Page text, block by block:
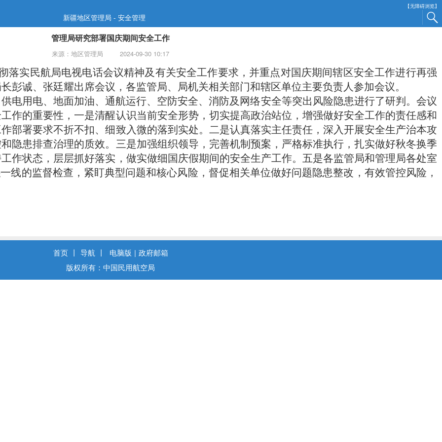
【无障碍浏览】
新疆地区管理局 - 安全管理
管理局研究部署国庆期间安全工作
来源：地区管理局 2024-09-30 10:17
实民航局电视电话会议精神及有关安全工作要求，并重点对国庆期间辖区安全工作进行再强
彭诚、张廷耀出席会议，各监管局、局机关相关部门和辖区单位主要负责人参加会议。
电用电、地面加油、通航运行、空防安全、消防及网络安全等突出风险隐患进行了研判。会议
作的重要性，一是清醒认识当前安全形势，切实提高政治站位，增强做好安全工作的责任感和
部署要求不折不扣、细致入微的落到实处。二是认真落实主任责任，深入开展安全生产治本攻
隐患排查治理的质效。三是加强组织领导，完善机制预案，严格标准执行，扎实做好秋冬换季
作状态，层层抓好落实，做实做细国庆假期间的安全生产工作。五是各监管局和管理局各处室
线的监督检查，紧盯典型问题和核心风险，督促相关单位做好问题隐患整改，有效管控风险，
首页 丨 导航 丨 电脑版 | 政府邮箱
版权所有：中国民用航空局